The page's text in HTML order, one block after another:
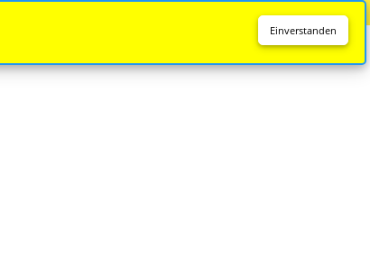
Einverstanden